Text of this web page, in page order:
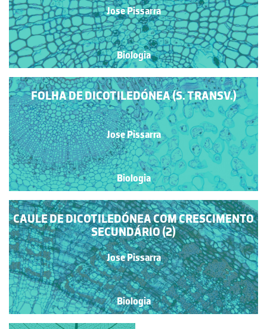
Jose Pissarra
Biologia
FOLHA DE DICOTILEDÓNEA (S. TRANSV.)
Jose Pissarra
Biologia
CAULE DE DICOTILEDÓNEA COM CRESCIMENTO
SECUNDÁRIO (2)
Jose Pissarra
Biologia